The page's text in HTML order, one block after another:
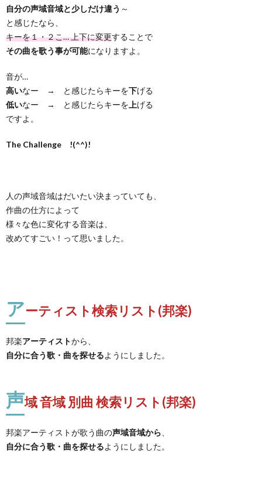
自分の声域音域と少しだけ違う ～
と感じたなら、
キーを１・２こ… 上下に変更することで
その曲を歌う事が可能になりますよ。
音が…
高いなー → と感じたらキーを下げる
低いなー → と感じたらキーを 上げる
ですよ。
The Challenge !(^^)!
人の声域音域はだいたい決まっていても、
作曲の仕方によって
様々な色に変化する音楽は、
改めてすごい！って思いました。
アーティスト検索リスト(邦楽)
邦楽アーティストから、
自分に合う歌・曲を探せるようにしました。
声域 音域 別曲 検索リスト(邦楽)
邦楽アーティストが歌う曲の声域音域から
自分に合う歌・曲を探せるようにしました。